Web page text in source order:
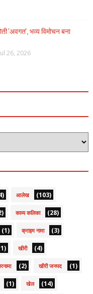
'अवगत', भव्य विमोचन बना
26, 2026
आलेख (103)
काव्य कलिका (28)
(1) क्राइम नामा (3)
खीरी (4)
(2) खीरी जनपद (1)
(1) खेल (14)